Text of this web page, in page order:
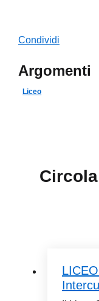
Condividi
Argomenti
Liceo